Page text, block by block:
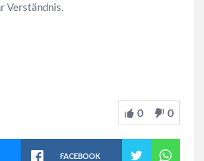
Verständnis.
0 0
FACEBOOK